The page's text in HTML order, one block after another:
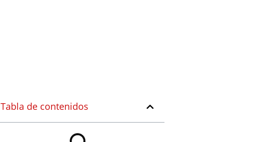
Tabla de contenidos